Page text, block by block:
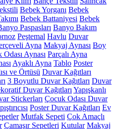
Bebek Yorganı Bebek
Bebek Battaniyesi Bebek
Paspasları Banyo Bakım
Peştemal Havlu Duvar
Ayna Makyaj Aynası Boy
Odası Aynası Parçalı Ayna
Ayaklı Ayna Tablo Poster
ve Örtüsü Duvar Kağıtları
3 Boyutlu Duvar Kağıtları Duvar
Duvar Kağıtları Yapışkanlı
Stickerları Çocuk Odası Duvar
Poster Duvar Kağıtları Ev
Mutfak Sepeti Çok Amaçlı
Çamaşır Sepetleri Kutular Makyaj